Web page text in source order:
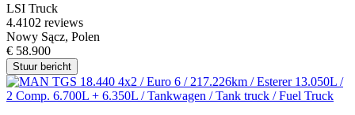
LSI Truck
4.4102 reviews
Nowy Sącz, Polen
€ 58.900
Stuur bericht